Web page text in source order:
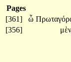
Pages
[361]
ὦ
[356]
μὲν